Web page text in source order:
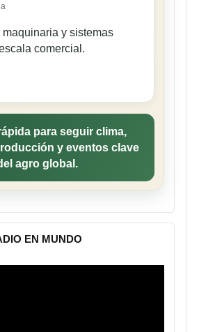
y sistemas
comercial.
para seguir clima,
y eventos clave
agro global.
EN MUNDO